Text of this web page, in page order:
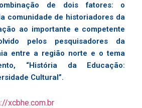
de dois fatores: o
comunidade de historiadores da
ao importante e competente
pelos pesquisadores da
entre a região norte e o tema
“História da Educação:
Cultural”.
xcbhe.com.br